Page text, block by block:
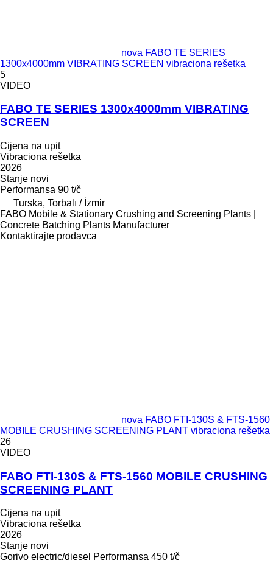
nova FABO TE SERIES
1300x4000mm VIBRATING SCREEN vibraciona rešetka
5
VIDEO
FABO TE SERIES 1300x4000mm VIBRATING
SCREEN
Cijena na upit
Vibraciona rešetka
2026
Stanje novi
Performansa 90 t/č
Turska, Torbalı / İzmir
FABO Mobile & Stationary Crushing and Screening Plants |
Concrete Batching Plants Manufacturer
Kontaktirajte prodavca
nova FABO FTI-130S & FTS-1560
MOBILE CRUSHING SCREENING PLANT vibraciona rešetka
26
VIDEO
FABO FTI-130S & FTS-1560 MOBILE CRUSHING
SCREENING PLANT
Cijena na upit
Vibraciona rešetka
2026
Stanje novi
Gorivo electric/diesel Performansa 450 t/č